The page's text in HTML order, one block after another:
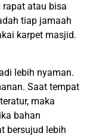
atau bisa
tiap jamaah
karpet masjid.
lebih nyaman.
Saat tempat
maka
bahan
bersujud lebih